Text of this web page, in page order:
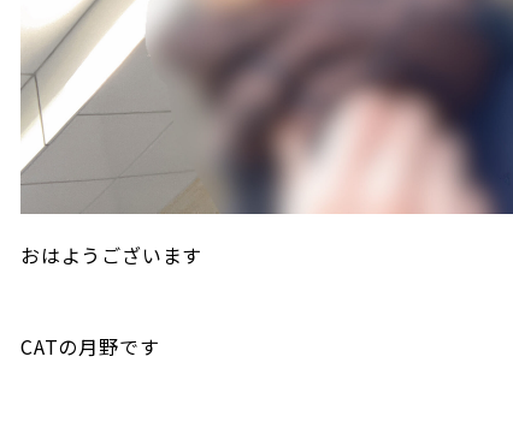
おはようございます
CATの月野です